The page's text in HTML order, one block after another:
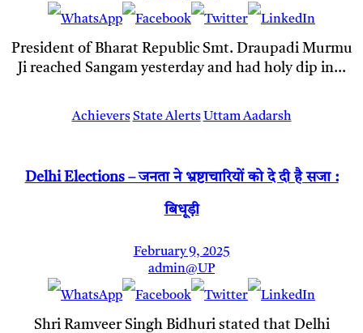
President of Bharat Republic Smt. Draupadi Murmu
Ji reached Sangam yesterday and had holy dip in…
Achievers State Alerts Uttam Aadarsh
Delhi Elections – जनता ने भ्रष्टाचारियों को दे दी है सजा :
बिधूड़ी
February 9, 2025
admin@UP
Shri Ramveer Singh Bidhuri stated that Delhi